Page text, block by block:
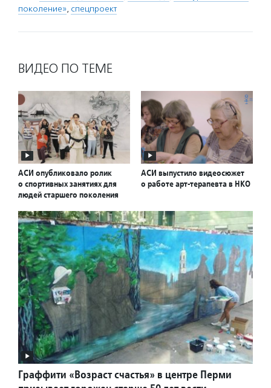
поколение», спецпроект
ВИДЕО ПО ТЕМЕ
АСИ опубликовало ролик
о спортивных занятиях для
людей старшего поколения
АСИ выпустило видеосюжет
о работе арт-терапевта в НКО
Граффити «Возраст счастья» в центре Перми